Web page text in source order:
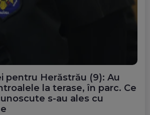
pentru Herăstrău (9): Au
la terase, în parc. Ce
s-au ales cu